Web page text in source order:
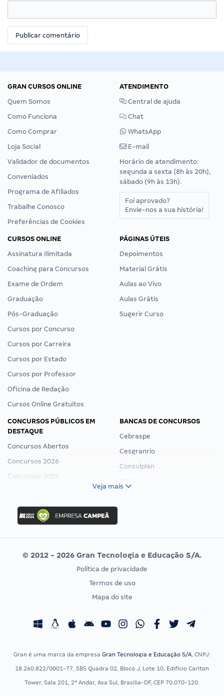
GRAN CURSOS ONLINE
Quem Somos
Como Funciona
Como Comprar
Loja Social
Validador de documentos
Conveniados
Programa de Afiliados
Trabalhe Conosco
Preferências de Cookies
ATENDIMENTO
Central de ajuda
Chat
WhatsApp
E-mail
Horário de atendimento:
segunda a sexta (8h às 20h),
sábado (9h às 13h).
Foi aprovado?
Envie-nos a sua história!
CURSOS ONLINE
Assinatura Ilimitada
Coaching para Concursos
Exame de Ordem
Graduação
Pós-Graduação
Cursos por Concurso
Cursos por Carreira
Cursos por Estado
Cursos por Professor
Oficina de Redação
Cursos Online Gratuitos
PÁGINAS ÚTEIS
Depoimentos
Material Grátis
Aulas ao Vivo
Aulas Grátis
Sugerir Curso
CONCURSOS PÚBLICOS EM
DESTAQUE
Concursos Abertos
Concursos 2026
Concursos 2025
Concurso Ibama
Concurso MPU
Editais publicados
BANCAS DE CONCURSOS
Cebraspe
Cesgranrio
Consulplan
Vunesp
CONCURSOS POR PROFISSÃO
Concursos Fiscais
Concursos Saúde
EXAME DE ORDEM
Calendário OAB
Veja mais
© 2012 - 2026 Gran Tecnologia e Educação S/A.
Política de privacidade
Termos de uso
Mapa do site
Gran é uma marca da empresa Gran Tecnologia e Educação S/A, CNPJ:
18.260.822/0001-77, SBS Quadra 02, Bloco J, Lote 10, Edifício Carlton
Tower, Sala 201, 2º Andar, Asa Sul, Brasília-DF, CEP 70.070-120.